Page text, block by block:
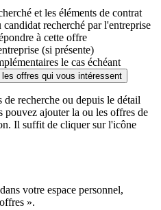
et les éléments de contrat
recherché par l'entreprise
à cette offre
(si présente)
le cas échéant
offres qui vous intéressent
de recherche ou depuis le détail
pouvez ajouter la ou les offres de
Il suffit de cliquer sur l'icône
votre espace personnel,
».